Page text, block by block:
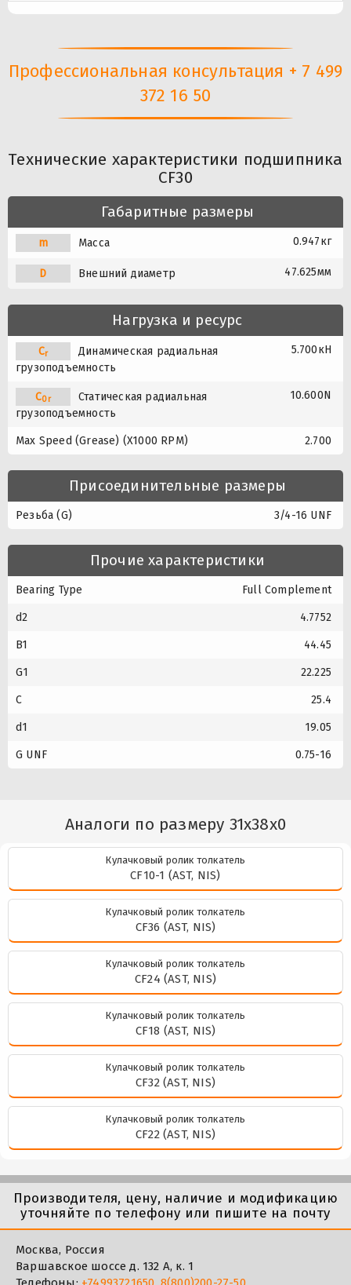
Профессиональная консультация + 7 499
372 16 50
Технические характеристики подшипника
CF30
Габаритные размеры
m Масса 0.947кг
D Внешний диаметр 47.625мм
Нагрузка и ресурс
Cr
Динамическая радиальная
грузоподъемность
5.700кН
C0r
Статическая радиальная
грузоподъемность
10.600N
Max Speed (Grease) (X1000 RPM) 2.700
Присоединительные размеры
Резьба (G) 3/4-16 UNF
Прочие характеристики
Bearing Type Full Complement
d2 4.7752
B1 44.45
G1 22.225
C 25.4
d1 19.05
G UNF 0.75-16
Аналоги по размеру 31x38x0
Кулачковый ролик толкатель
CF10-1 (AST, NIS)
Кулачковый ролик толкатель
CF36 (AST, NIS)
Кулачковый ролик толкатель
CF24 (AST, NIS)
Кулачковый ролик толкатель
CF18 (AST, NIS)
Кулачковый ролик толкатель
CF32 (AST, NIS)
Кулачковый ролик толкатель
CF22 (AST, NIS)
Производителя, цену, наличие и модификацию
уточняйте по телефону или пишите на почту
Москва, Россия
Варшавское шоссе д. 132 А, к. 1